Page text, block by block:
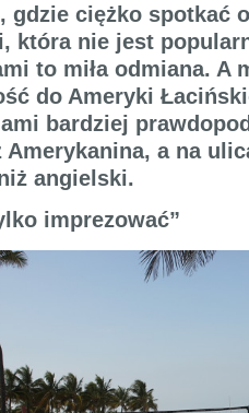
gdzie ciężko spotkać
która nie jest
to miła odmiana. A
do Ameryki
bardziej
a na
angielski.
imprezować”